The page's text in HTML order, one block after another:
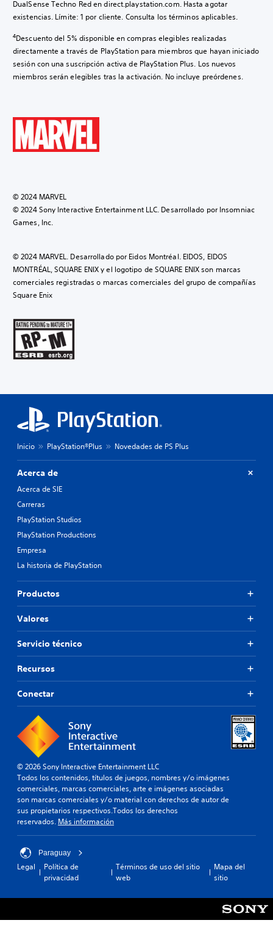
DualSense Techno Red en direct.playstation.com. Hasta agotar
existencias. Límite: 1 por cliente. Consulta los términos aplicables.
4Descuento del 5% disponible en compras elegibles realizadas
directamente a través de PlayStation para miembros que hayan iniciado
sesión con una suscripción activa de PlayStation Plus. Los nuevos
miembros serán elegibles tras la activación. No incluye preórdenes.
© 2024 MARVEL
© 2024 Sony Interactive Entertainment LLC. Desarrollado por Insomniac
Games, Inc.
© 2024 MARVEL. Desarrollado por Eidos Montréal. EIDOS, EIDOS
MONTRÉAL, SQUARE ENIX y el logotipo de SQUARE ENIX son marcas
comerciales registradas o marcas comerciales del grupo de compañías
Square Enix
Inicio PlayStation®Plus Novedades de PS Plus
Acerca de
Acerca de SIE
Carreras
PlayStation Studios
PlayStation Productions
Empresa
La historia de PlayStation
Productos
Valores
Servicio técnico
Recursos
Conectar
© 2026 Sony Interactive Entertainment LLC
Todos los contenidos, títulos de juegos, nombres y/o imágenes
comerciales, marcas comerciales, arte e imágenes asociadas
son marcas comerciales y/o material con derechos de autor de
sus propietarios respectivos.Todos los derechos
reservados. Más información
Paraguay
Legal
Política de
privacidad
Términos de uso del sitio
web
Mapa del
sitio